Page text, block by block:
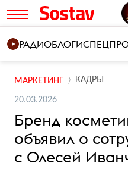
РАДИОБЛОГИ
МАРКЕТИНГ КАДРЫ
20.03.2026
Бренд
объявил о
с Олесей